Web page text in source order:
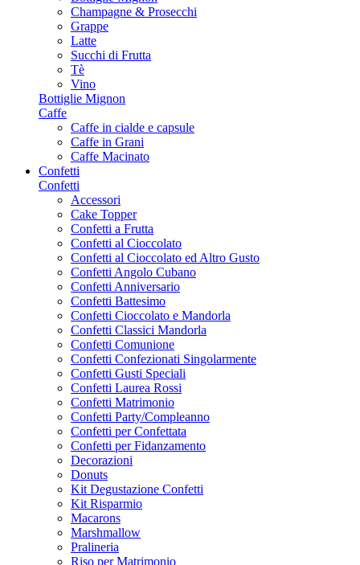
Champagne & Prosecchi
Grappe
Latte
Succhi di Frutta
Tè
Vino
Bottiglie Mignon
Caffe
Caffe in cialde e capsule
Caffe in Grani
Caffe Macinato
Confetti
Confetti
Accessori
Cake Topper
Confetti a Frutta
Confetti al Cioccolato
Confetti al Cioccolato ed Altro Gusto
Confetti Angolo Cubano
Confetti Anniversario
Confetti Battesimo
Confetti Cioccolato e Mandorla
Confetti Classici Mandorla
Confetti Comunione
Confetti Confezionati Singolarmente
Confetti Gusti Speciali
Confetti Laurea Rossi
Confetti Matrimonio
Confetti Party/Compleanno
Confetti per Confettata
Confetti per Fidanzamento
Decorazioni
Donuts
Kit Degustazione Confetti
Kit Risparmio
Macarons
Marshmallow
Pralineria
Riso per Matrimonio